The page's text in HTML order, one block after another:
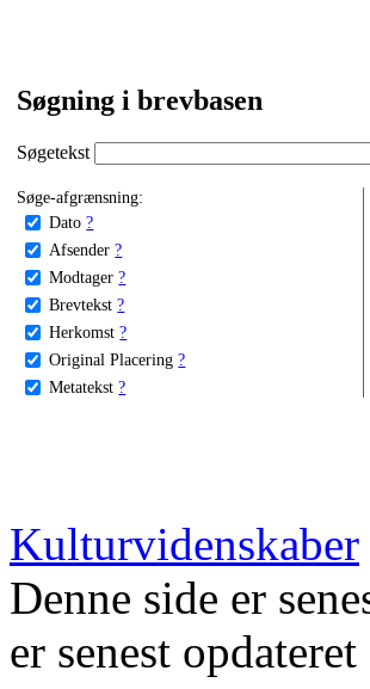
Søgning i brevbasen
Søgetekst
Søge-afgrænsning:
Dato ?
Afsender ?
Modtager ?
Brevtekst ?
Herkomst ?
Original Placering ?
Metatekst ?
Kulturvidenskaber
Denne side er
er senest